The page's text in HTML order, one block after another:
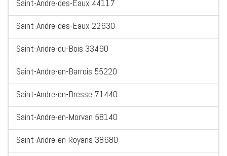
Saint-Andre-des-Eaux 44117
Saint-Andre-des-Eaux 22630
Saint-Andre-du-Bois 33490
Saint-Andre-en-Barrois 55220
Saint-Andre-en-Bresse 71440
Saint-Andre-en-Morvan 58140
Saint-Andre-en-Royans 38680